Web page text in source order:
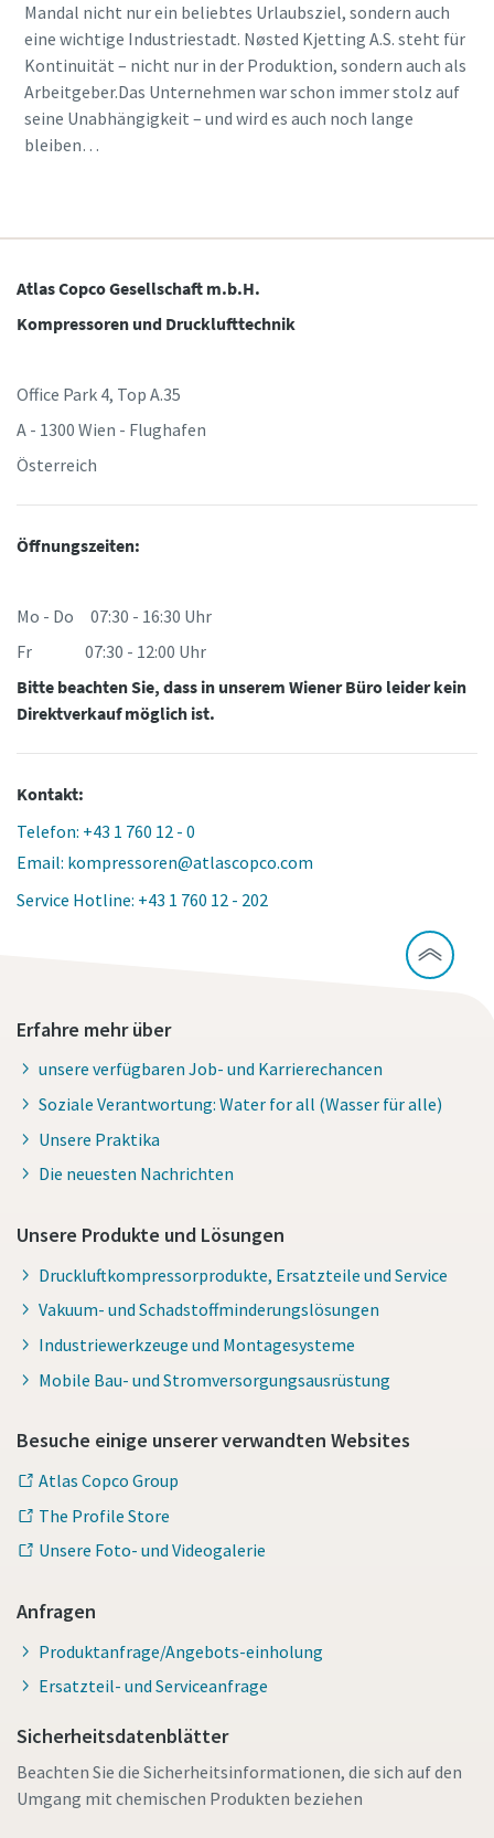
Mandal nicht nur ein beliebtes Urlaubsziel, sondern auch
eine wichtige Industriestadt. Nøsted Kjetting A.S. steht für
Kontinuität – nicht nur in der Produktion, sondern auch als
Arbeitgeber.Das Unternehmen war schon immer stolz auf
seine Unabhängigkeit – und wird es auch noch lange
bleiben…
Atlas Copco Gesellschaft m.b.H.
Kompressoren und Drucklufttechnik
Office Park 4, Top A.35
A - 1300 Wien - Flughafen
Österreich
Öffnungszeiten:
Mo - Do 07:30 - 16:30 Uhr
Fr 07:30 - 12:00 Uhr
Bitte beachten Sie, dass in unserem Wiener Büro leider kein
Direktverkauf möglich ist.
Kontakt:
Telefon: +43 1 760 12 - 0
Email: kompressoren@atlascopco.com
Service Hotline: +43 1 760 12 - 202
Erfahre mehr über
unsere verfügbaren Job- und Karrierechancen
Soziale Verantwortung: Water for all (Wasser für alle)
Unsere Praktika
Die neuesten Nachrichten
Unsere Produkte und Lösungen
Druckluftkompressorprodukte, Ersatzteile und Service
Vakuum- und Schadstoffminderungslösungen
Industriewerkzeuge und Montagesysteme
Mobile Bau- und Stromversorgungsausrüstung
Besuche einige unserer verwandten Websites
Atlas Copco Group
The Profile Store
Unsere Foto- und Videogalerie
Anfragen
Produktanfrage/Angebots-einholung
Ersatzteil- und Serviceanfrage
Sicherheitsdatenblätter
Beachten Sie die Sicherheitsinformationen, die sich auf den
Umgang mit chemischen Produkten beziehen